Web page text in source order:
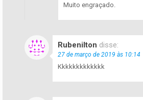
Muito engraçado.
Rubenilton disse:
27 de março de 2019 às 10:14
Kkkkkkkkkkkkk